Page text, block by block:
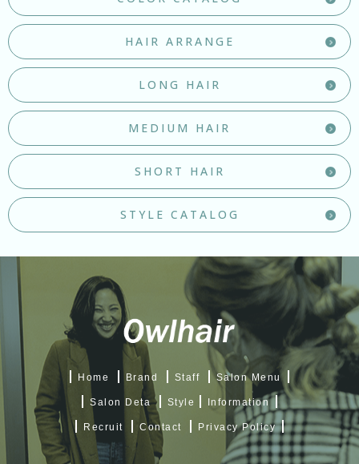
HAIR ARRANGE
LONG HAIR
MEDIUM HAIR
SHORT HAIR
STYLE CATALOG
Home Brand Staff Salon Menu
Salon Deta Style Information
Recruit Contact Privacy Policy